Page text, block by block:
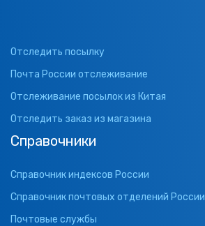
Отследить посылку
Почта России отслеживание
Отслеживание посылок из Китая
Отследить заказ из магазина
Справочники
Справочник индексов России
Справочник почтовых отделений России
Почтовые службы